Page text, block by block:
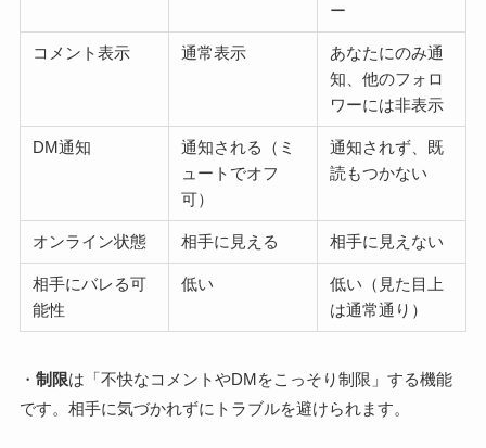
ー
コメント表示 通常表示
あなたにのみ通
知、他のフォロ
ワーには非表示
DM通知
通知される（ミ
ュートでオフ
可）
通知されず、既
読もつかない
オンライン状態 相手に見える 相手に見えない
相手にバレる可
能性
低い
低い（見た目上
は通常通り）
・ 制限は「不快なコメントやDMをこっそり制限」する機能
です。相手に気づかれずにトラブルを避けられます。